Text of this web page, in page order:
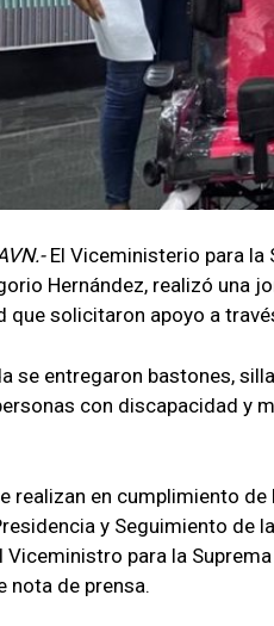
El Viceministerio para la
Hernández, realizó una
que solicitaron apoyo a
se entregaron bastones,
con discapacidad y
realizan en cumplimiento
y Seguimiento de
para la
nota de prensa.